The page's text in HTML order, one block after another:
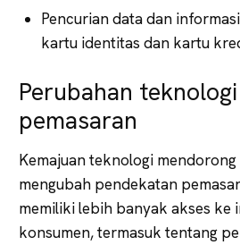
Pencurian data dan
kartu identitas dan kartu
Perubahan
pemasaran
Kemajuan teknologi
mengubah pendekatan
memiliki lebih banyak akses ke
konsumen, termasuk tentang